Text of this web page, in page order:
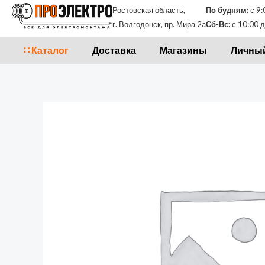
Перейти
Ростовская область,
г. Волгодонск, пр. Мира 2а
По будням:с
Сб-Вс:с 10:00
∷ Каталог Доставка Магазины